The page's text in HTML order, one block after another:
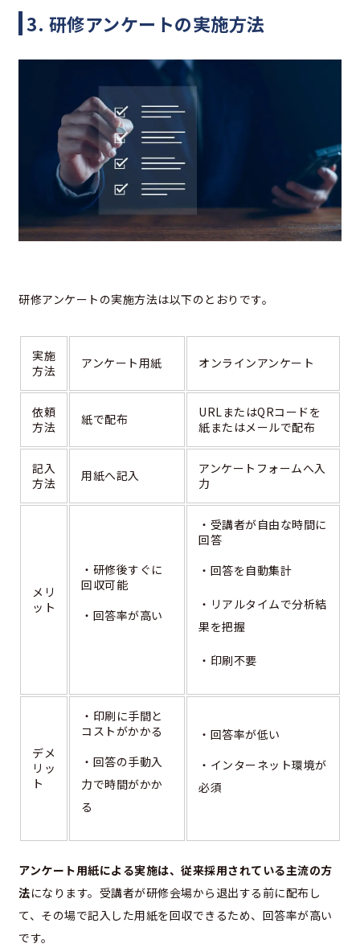
3. 研修アンケートの実施方法
研修アンケートの実施方法は以下のとおりです。
実施
方法
アンケート用紙 オンラインアンケート
依頼
方法
紙で配布
URLまたはQRコードを
紙またはメールで配布
記入
方法
用紙へ記入
アンケートフォームへ入
力
メリ
ット
・研修後すぐに
回収可能
・回答率が高い
・受講者が自由な時間に
回答
・回答を自動集計
・リアルタイムで分析結
果を把握
・印刷不要
デメ
リッ
ト
・印刷に手間と
コストがかかる
・回答の手動入
力で時間がかか
る
・回答率が低い
・インターネット環境が
必須
アンケート用紙による実施は、従来採用されている主流の方
法になります。受講者が研修会場から退出する前に配布し
て、その場で記入した用紙を回収できるため、回答率が高い
です。